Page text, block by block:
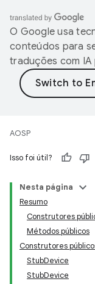
O Google usa
conteúdos para
traduções com
AOSP
Isso foi útil?
Nesta página
Resumo
Construtores
Métodos públicos
Construtores
StubDevice
StubDevice